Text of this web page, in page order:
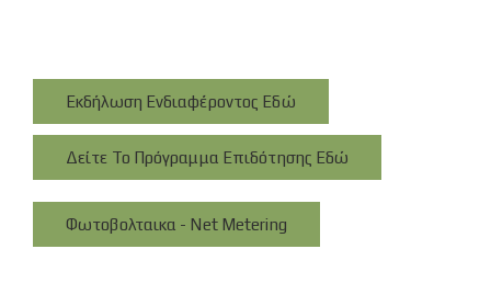
Εκδήλωση Ενδιαφέροντος Εδώ
Δείτε Το Πρόγραμμα Επιδότησης Εδώ
Φωτοβολταικα - Net Metering